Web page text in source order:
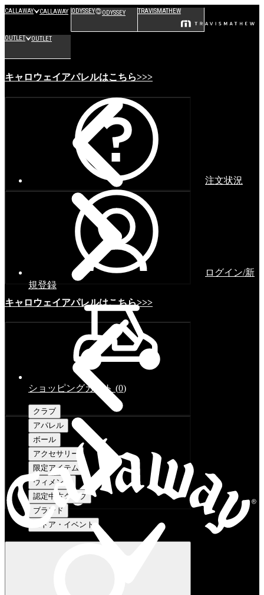
CALLAWAY CALLAWAY ODYSSEY ODYSSEY TRAVISMATHEW
OUTLET OUTLET
キャロウェイアパレルはこちら>>>
キャロウェイアパレルはこちら>>>
注文状況
ログイン/新
規登録
ショッピングカート (0)
クラブ
アパレル
ボール
アクセサリー
限定アイテム
ウィメンズ
認定中古クラブ
ブランド
ストア・イベント